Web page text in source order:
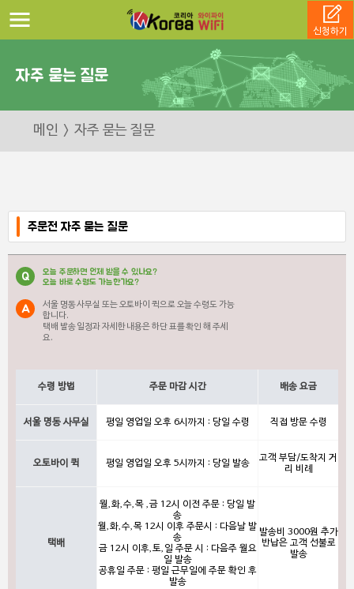
신청하기
자주 묻는 질문
메인 자주 묻는 질문
주문전 자주 묻는 질문
Q
오늘 주문하면 언제 받을 수 있나요?
오늘 바로 수령도 가능한가요?
A
서울 명동 사무실 또는 오토바이 퀵으로 오늘 수령도 가능
합니다.
택배 발송 일정과 자세한 내용은 하단 표를 확인 해 주세
요.
수령 방법 주문 마감 시간 배송 요금
서울 명동 사무실 평일 영업일 오후 6시까지 : 당일 수령 직접 방문 수령
오토바이 퀵 평일 영업일 오후 5시까지 : 당일 발송
고객 부담/도착지 거
리 비례
택배
월,화,수,목 ,금 12시 이전 주문 : 당일 발
송
월,화,수,목 12시 이후 주문시 : 다음날 발
송
금 12시 이후,토,일 주문 시 : 다음주 월요
일 발송
공휴일 주문 : 평일 근무일에 주문 확인 후
발송
발송비 3000원 추가
반납은 고객 선불로
발송